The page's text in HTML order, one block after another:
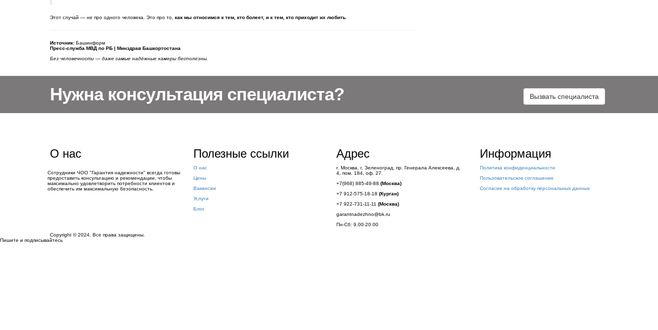
Этот случай — не про одного человека. Это про то, как мы относимся к тем, кто болеет, и к тем, кто приходит их любить
Источник: Башинформ
Пресс-служба МВД по РБ | Минздрав Башкортостана
Без человечности — даже самые надёжные камеры бесполезны.
Нужна консультация специалиста? Вызвать специалиста
О нас
Сотрудники ЧОО "Гарантия надежности" всегда готовы
предоставить консультацию и рекомендации, чтобы
максимально удовлетворить потребности клиентов и
обеспечить им максимальную безопасность.
Полезные ссылки
О нас
Цены
Вакансии
Услуги
Блог
Адрес
г. Москва, г. Зеленоград, пр. Генерала Алексеева, д.
4, пом. 184, оф. 27.
+7(968) 885-49-88 (Москва)
+7 912-575-18-18 (Курган)
+7 922-731-11-11 (Москва)
garantnadezhno@bk.ru
Пн-Сб: 9.00-20.00
Информация
Политика конфиденциальности
Пользовательское соглашение
Согласие на обработку персональных данных
Copyright © 2024. Все права защищены.
Пишите и подписывайтесь